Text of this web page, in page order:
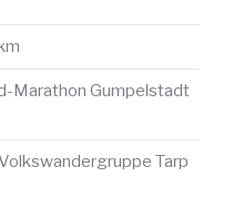
Marathon Gumpelstadt
Tarp